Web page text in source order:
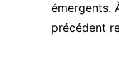
émergents.
précédent